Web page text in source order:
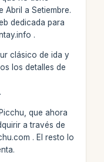
Abril a Setiembre.
dedicada para
.
clásico de ida y
los detalles de
que ahora
a través de
. El resto lo